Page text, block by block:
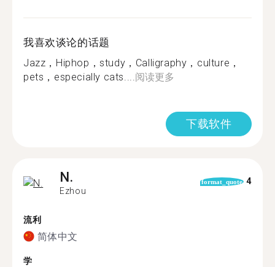
我喜欢谈论的话题
Jazz，Hiphop，study，Calligraphy，culture，
pets，especially cats....阅读更多
下载软件
N.
Ezhou
format_quote 4
流利
简体中文
学